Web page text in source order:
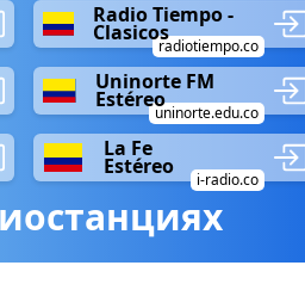
Radio Tiempo -
Clasicos
radiotiempo.co
Uninorte FM
Estéreo
uninorte.edu.co
La Fe
Estéreo
i-radio.co